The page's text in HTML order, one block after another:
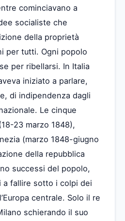
cominciavano a
socialiste che
della proprietà
per tutti. Ogni popolo
per ribellarsi. In Italia
iniziato a parlare,
di indipendenza dagli
Le cinque
23 marzo 1848),
(marzo 1848-giugno
della repubblica
successi del popolo,
fallire sotto i colpi dei
centrale. Solo il re
schierando il suo